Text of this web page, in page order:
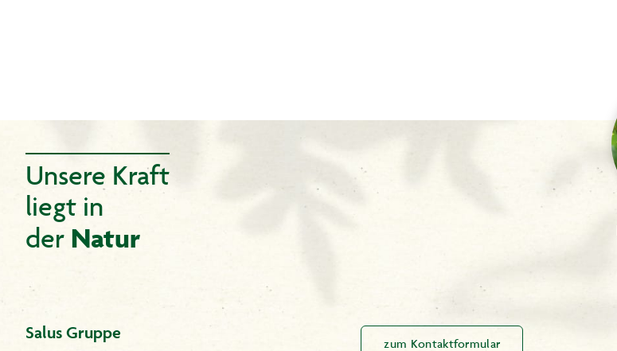
Unsere Kraft
liegt in
der Natur
Salus Gruppe
zum Kontaktformular